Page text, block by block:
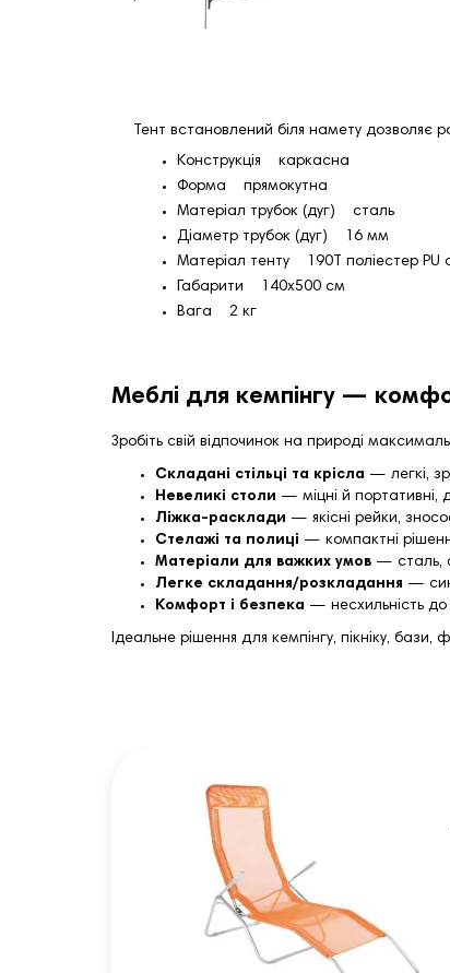
Тент встановлений біля намету дозволяє
Конструкція каркасна
Форма прямокутна
Матеріал трубок (дуг) сталь
Діаметр трубок (дуг) 16 мм
Матеріал тенту 190T поліестер PU
Габарити 140x500 см
Вага 2 кг
Меблі для кемпінгу —
Зробіть свій відпочинок на природі
Складані стільці та крісла — легкі,
Невеликі столи — міцні й портативні,
Ліжка‑расклади — якісні рейки,
Стелажі та полиці — компактні
Матеріали для важких умов — сталь,
Легке складання/розкладання —
Комфорт і безпека — несхильність до
Ідеальне рішення для кемпінгу, пікніку,